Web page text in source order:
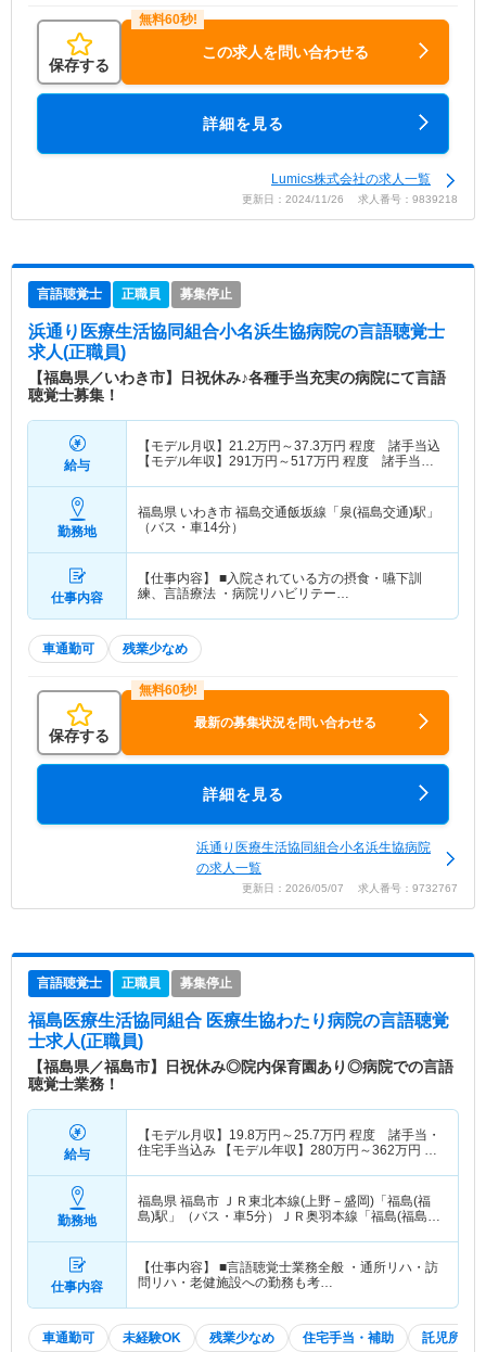
保存する
この求人を問い合わせる
詳細を見る
Lumics株式会社の求人一覧
更新日：2024/11/26 求人番号：9839218
言語聴覚士 正職員 募集停止
浜通り医療生活協同組合小名浜生協病院の言語聴覚士
求人(正職員)
【福島県／いわき市】日祝休み♪各種手当充実の病院にて言語
聴覚士募集！
給与
【モデル月収】 21.2万円～37.3万円 程度 諸手当込
【モデル年収】 291万円～517万円 程度 諸手当・
勤務地
福島県 いわき市 福島交通飯坂線「泉(福島交通)駅」
（バス・車14分）
仕事内容
【仕事内容】 ■入院されている方の摂食・嚥下訓
練、言語療法 ・病院リハビリテー…
車通勤可 残業少なめ
保存する
最新の募集状況を問い合わせる
詳細を見る
浜通り医療生活協同組合小名浜生協病院
の求人一覧
更新日：2026/05/07 求人番号：9732767
言語聴覚士 正職員 募集停止
福島医療生活協同組合 医療生協わたり病院の言語聴覚
士求人(正職員)
【福島県／福島市】日祝休み◎院内保育園あり◎病院での言語
聴覚士業務！
給与
【モデル月収】 19.8万円～25.7万円 程度 諸手当・
住宅手当込み 【モデル年収】 280万円～362万円 程
勤務地
福島県 福島市 ＪＲ東北本線(上野－盛岡)「福島(福
島)駅」（バス・車5分）ＪＲ奥羽本線「福島(福島)
仕事内容
【仕事内容】 ■言語聴覚士業務全般 ・通所リハ・訪
問リハ・老健施設への勤務も考…
車通勤可 未経験OK 残業少なめ 住宅手当・補助 託児所・